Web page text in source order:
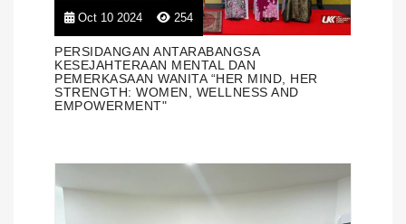
Oct 10 2024 254
PERSIDANGAN ANTARABANGSA
KESEJAHTERAAN MENTAL DAN
PEMERKASAAN WANITA “HER MIND, HER
STRENGTH: WOMEN, WELLNESS AND
EMPOWERMENT"